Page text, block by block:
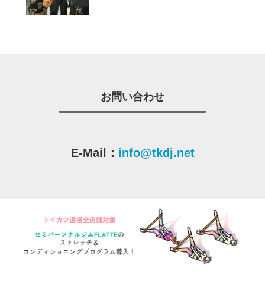
お問い合わせ
E-Mail： info@tkdj.net